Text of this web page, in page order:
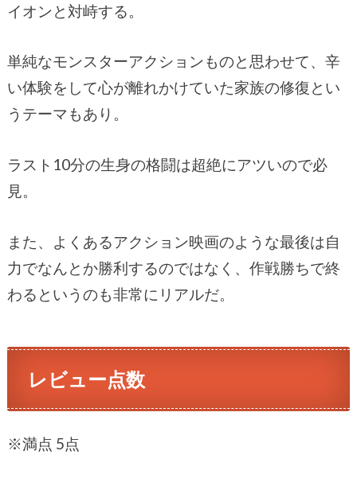
イオンと対峙する。
単純なモンスターアクションものと思わせて、辛
い体験をして心が離れかけていた家族の修復とい
うテーマもあり。
ラスト10分の生身の格闘は超絶にアツいので必
見。
また、よくあるアクション映画のような最後は自
力でなんとか勝利するのではなく、作戦勝ちで終
わるというのも非常にリアルだ。
レビュー点数
※満点 5点